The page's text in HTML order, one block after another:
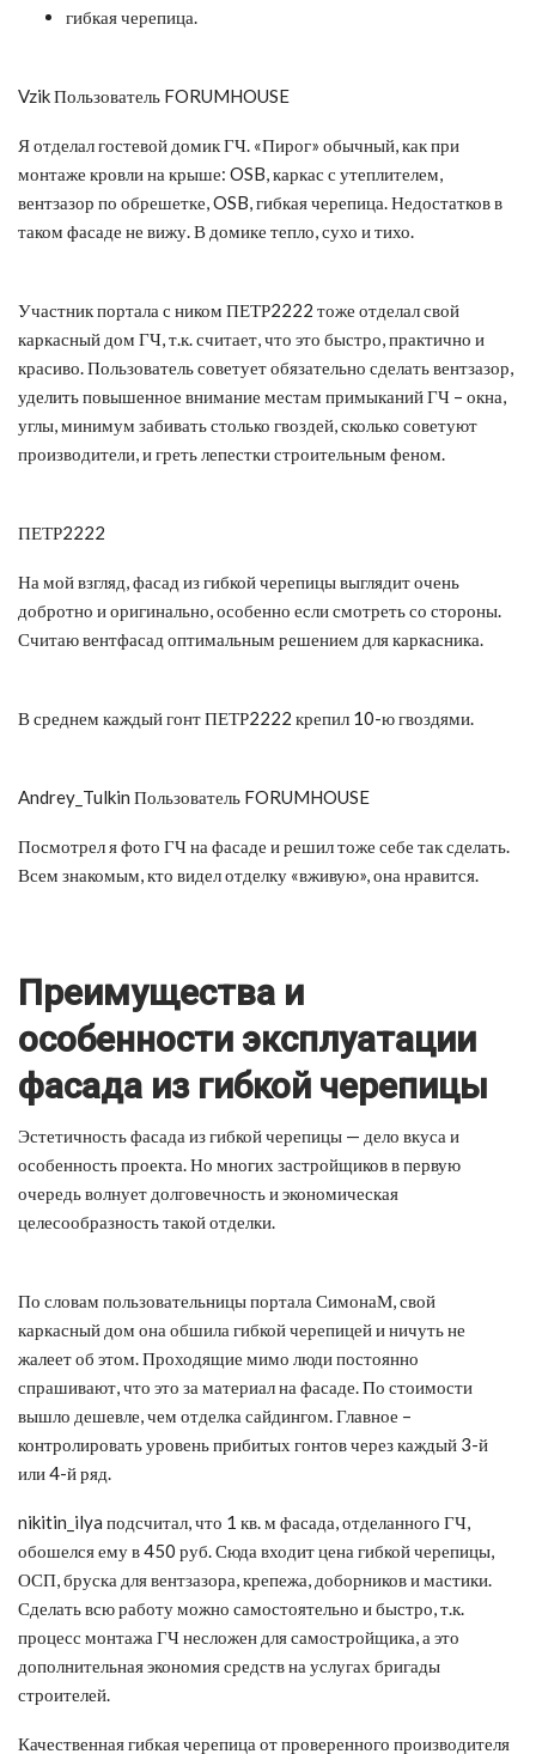
гибкая черепица.
Vzik Пользователь FORUMHOUSE
Я отделал гостевой домик ГЧ. «Пирог» обычный, как при
монтаже кровли на крыше: OSB, каркас с утеплителем,
вентзазор по обрешетке, OSB, гибкая черепица. Недостатков в
таком фасаде не вижу. В домике тепло, сухо и тихо.
Участник портала с ником ПЕТР2222 тоже отделал свой
каркасный дом ГЧ, т.к. считает, что это быстро, практично и
красиво. Пользователь советует обязательно сделать вентзазор,
уделить повышенное внимание местам примыканий ГЧ – окна,
углы, минимум забивать столько гвоздей, сколько советуют
производители, и греть лепестки строительным феном.
ПЕТР2222
На мой взгляд, фасад из гибкой черепицы выглядит очень
добротно и оригинально, особенно если смотреть со стороны.
Считаю вентфасад оптимальным решением для каркасника.
В среднем каждый гонт ПЕТР2222 крепил 10-ю гвоздями.
Andrey_Tulkin Пользователь FORUMHOUSE
Посмотрел я фото ГЧ на фасаде и решил тоже себе так сделать.
Всем знакомым, кто видел отделку «вживую», она нравится.
Преимущества и
особенности эксплуатации
фасада из гибкой черепицы
Эстетичность фасада из гибкой черепицы — дело вкуса и
особенность проекта. Но многих застройщиков в первую
очередь волнует долговечность и экономическая
целесообразность такой отделки.
По словам пользовательницы портала СимонаМ, свой
каркасный дом она обшила гибкой черепицей и ничуть не
жалеет об этом. Проходящие мимо люди постоянно
спрашивают, что это за материал на фасаде. По стоимости
вышло дешевле, чем отделка сайдингом. Главное –
контролировать уровень прибитых гонтов через каждый 3-й
или 4-й ряд.
nikitin_ilya подсчитал, что 1 кв. м фасада, отделанного ГЧ,
обошелся ему в 450 руб. Сюда входит цена гибкой черепицы,
ОСП, бруска для вентзазора, крепежа, доборников и мастики.
Сделать всю работу можно самостоятельно и быстро, т.к.
процесс монтажа ГЧ несложен для самостройщика, а это
дополнительная экономия средств на услугах бригады
строителей.
Качественная гибкая черепица от проверенного производителя